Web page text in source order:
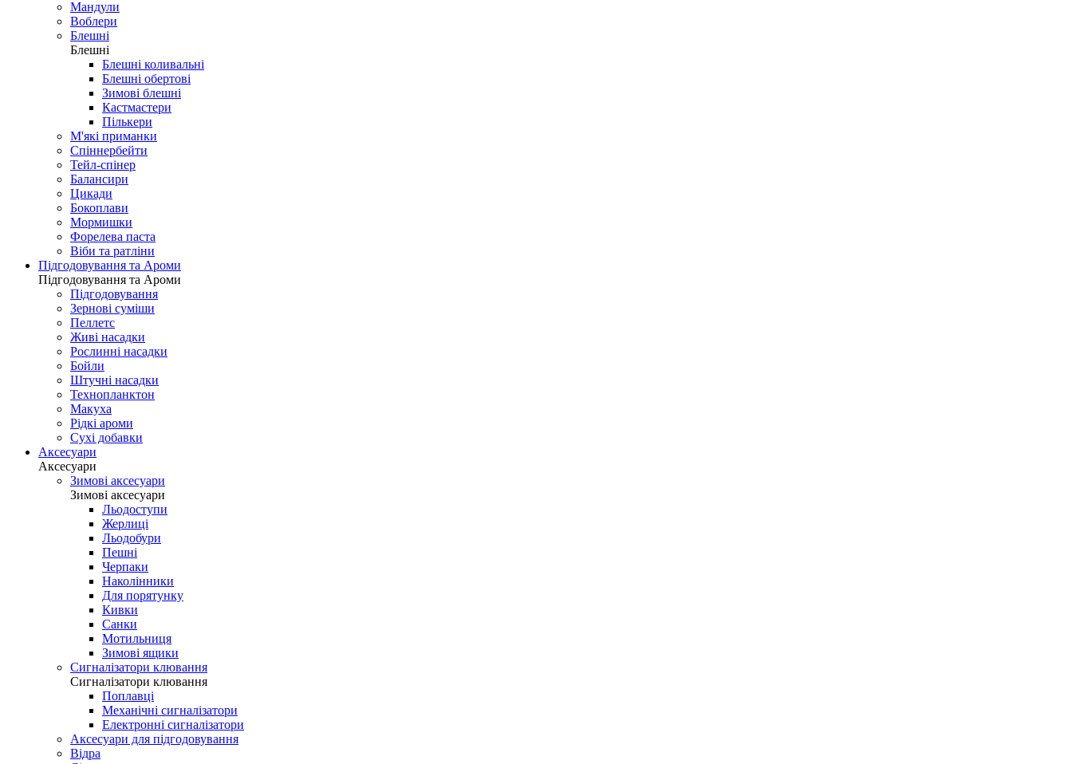
Мандули
Воблери
Блешні
Блешні
Блешні коливальні
Блешні обертові
Зимові блешні
Кастмастери
Пількери
М'які приманки
Спіннербейти
Тейл-спінер
Балансири
Цикади
Бокоплави
Мормишки
Форелева паста
Віби та ратліни
Підгодовування та Ароми
Підгодовування та Ароми
Підгодовування
Зернові суміши
Пеллетс
Живі насадки
Рослинні насадки
Бойли
Штучні насадки
Технопланктон
Макуха
Рідкі ароми
Сухі добавки
Аксесуари
Аксесуари
Зимові аксесуари
Зимові аксесуари
Льодоступи
Жерлиці
Льодобури
Пешні
Черпаки
Наколінники
Для порятунку
Кивки
Санки
Мотильниця
Зимові ящики
Сигналізатори клювання
Сигналізатори клювання
Поплавці
Механічні сигналізатори
Електронні сигналізатори
Аксесуари для підгодовування
Відра